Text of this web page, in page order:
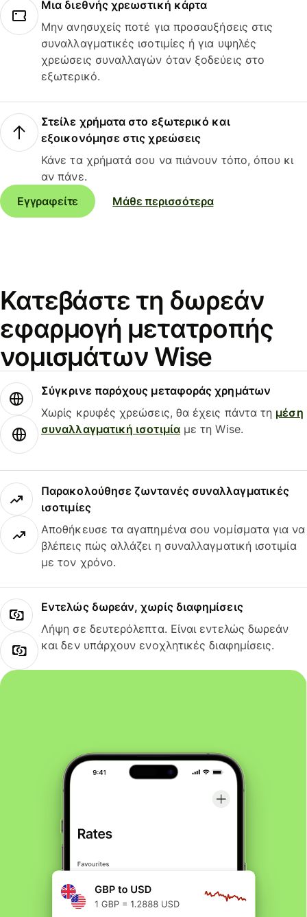
Μια διεθνής χρεωστική κάρτα
Μην ανησυχείς ποτέ για προσαυξήσεις στις
συναλλαγματικές ισοτιμίες ή για υψηλές
χρεώσεις συναλλαγών όταν ξοδεύεις στο
εξωτερικό.
Στείλε χρήματα στο εξωτερικό και
εξοικονόμησε στις χρεώσεις
Κάνε τα χρήματά σου να πιάνουν τόπο, όπου κι
αν πάνε.
Εγγραφείτε
Μάθε περισσότερα
Κατεβάστε τη δωρεάν
εφαρμογή μετατροπής
νομισμάτων Wise
Σύγκρινε παρόχους μεταφοράς χρημάτων
Χωρίς κρυφές χρεώσεις, θα έχεις πάντα τη μέση
συναλλαγματική ισοτιμίαμε τη Wise.
Παρακολούθησε ζωντανές συναλλαγματικές
ισοτιμίες
Αποθήκευσε τα αγαπημένα σου νομίσματα για να
βλέπεις πώς αλλάζει η συναλλαγματική ισοτιμία
με τον χρόνο.
Εντελώς δωρεάν, χωρίς διαφημίσεις
Λήψη σε δευτερόλεπτα. Είναι εντελώς δωρεάν
και δεν υπάρχουν ενοχλητικές διαφημίσεις.